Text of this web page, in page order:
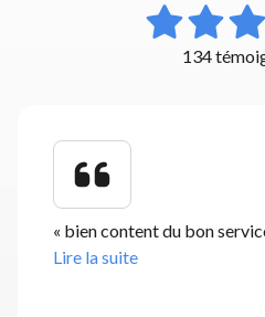
134
« bien content du bon
Lire la suite